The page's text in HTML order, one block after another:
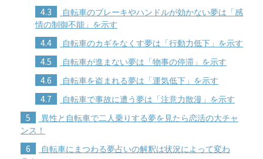
4.3
自転車のブレーキやハンドルが効かない夢は「感
情の制御不能」を示す
4.4 自転車のカギをなくす夢は「行動力低下」を示す
4.5 自転車が進まない夢は「物事の停滞」を示す
4.6 自転車を盗まれる夢は「運気低下」を示す
4.7 自転車で事故に遭う夢は「注意力散漫」を示す
5
異性と自転車で二人乗りする夢を見たら恋活の大チャ
ンス！
6
自転車にまつわる夢占いの解釈は状況によって変わ